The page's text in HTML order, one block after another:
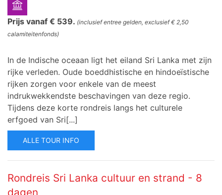
Prijs vanaf € 539. (inclusief entree gelden, exclusief € 2,50
calamiteitenfonds)
In de Indische oceaan ligt het eiland Sri Lanka met zijn
rijke verleden. Oude boeddhistische en hindoeïstische
rijken zorgen voor enkele van de meest
indrukwekkendste beschavingen van deze regio.
Tijdens deze korte rondreis langs het culturele
erfgoed van Sri[...]
ALLE TOUR INFO
Rondreis Sri Lanka cultuur en strand - 8
dagen